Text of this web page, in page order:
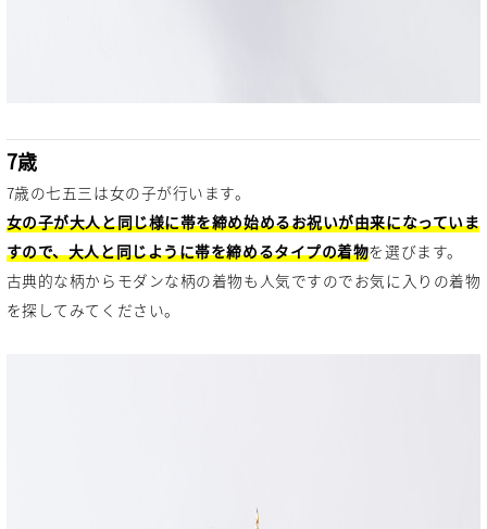
7歳
7歳の七五三は女の子が行います。
女の子が大人と同じ様に帯を締め始めるお祝いが由来になっていま
すので、大人と同じように帯を締めるタイプの着物を選びます。
古典的な柄からモダンな柄の着物も人気ですのでお気に入りの着物
を探してみてください。